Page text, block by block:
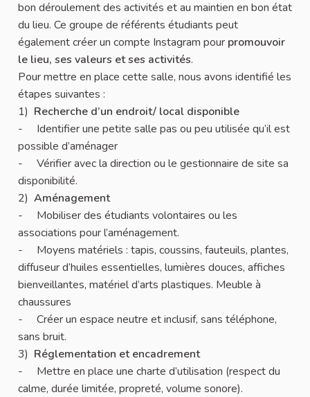
bon déroulement des activités et au maintien en bon état
du lieu. Ce groupe de référents étudiants peut
également créer un compte Instagram pour promouvoir
le lieu, ses valeurs et ses activités.
Pour mettre en place cette salle, nous avons identifié les
étapes suivantes :
1) Recherche d’un endroit/ local disponible
- Identifier une petite salle pas ou peu utilisée qu’il est
possible d’aménager
- Vérifier avec la direction ou le gestionnaire de site sa
disponibilité.
2) Aménagement
- Mobiliser des étudiants volontaires ou les
associations pour l’aménagement.
- Moyens matériels : tapis, coussins, fauteuils, plantes,
diffuseur d’huiles essentielles, lumières douces, affiches
bienveillantes, matériel d’arts plastiques. Meuble à
chaussures
- Créer un espace neutre et inclusif, sans téléphone,
sans bruit.
3) Réglementation et encadrement
- Mettre en place une charte d’utilisation (respect du
calme, durée limitée, propreté, volume sonore).